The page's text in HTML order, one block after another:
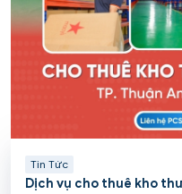
Tin Tức
Dịch vụ cho thuê kho